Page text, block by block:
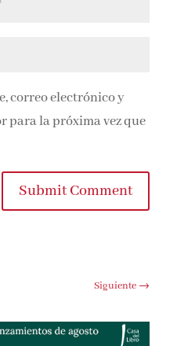
correo electrónico y
para la próxima vez que
Submit Comment
Siguiente→